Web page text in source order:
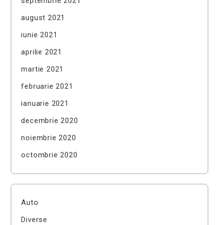
august 2021
iunie 2021
aprilie 2021
martie 2021
februarie 2021
ianuarie 2021
decembrie 2020
noiembrie 2020
octombrie 2020
Auto
Diverse